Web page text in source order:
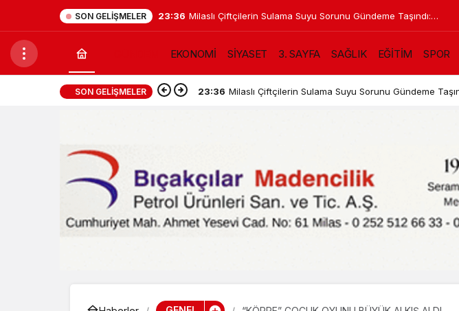
SON GELIŞMELER 23:36 Milaslı Çiftçilerin Sulama Suyu Sorunu Gündeme Taşındı:
EKONOMİ SİYASET 3. SAYFA SAĞLIK EĞİTİM SPOR
SON GELIŞMELER 23:36 Milaslı Çiftçilerin Sulama Suyu Sorunu Gündeme